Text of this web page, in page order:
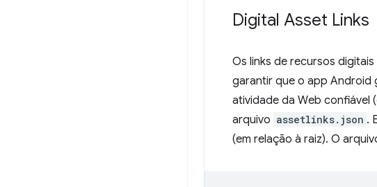
Digital Asset Links
Os links de recursos
garantir que o app Android
atividade da Web confiável
arquivo assetlinks.json .
(em relação à raiz). O